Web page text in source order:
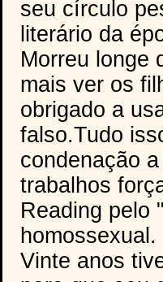
seu círculo
literário da
Morreu longe
mais ver os
obrigado a
falso.Tudo
condenação
trabalhos
Reading pelo
homossexual.
Vinte anos